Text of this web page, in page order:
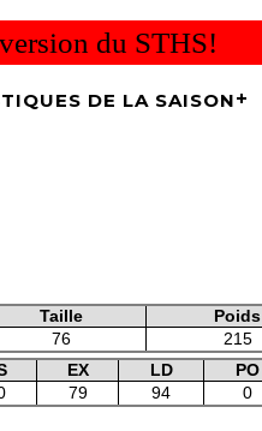
du STHS!
DE LA SAISON
Taille Poids
76
215
EX LD PO
79 94 0